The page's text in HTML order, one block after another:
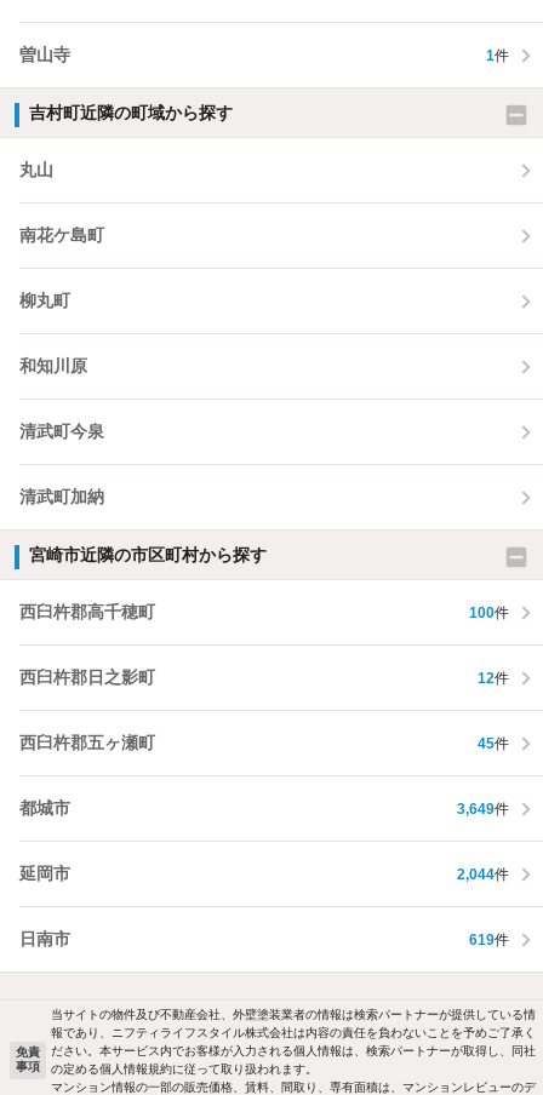
曽山寺 1件
吉村町近隣の町域から探す
丸山
南花ケ島町
柳丸町
和知川原
清武町今泉
清武町加納
宮崎市近隣の市区町村から探す
西臼杵郡高千穂町 100件
西臼杵郡日之影町 12件
西臼杵郡五ヶ瀬町 45件
都城市 3,649件
延岡市 2,044件
日南市 619件
免責
事項
当サイトの物件及び不動産会社、外壁塗装業者の情報は検索パートナーが提供している情
報であり、ニフティライフスタイル株式会社は内容の責任を負わないことを予めご了承く
ださい。本サービス内でお客様が入力される個人情報は、検索パートナーが取得し、同社
の定める個人情報規約に従って取り扱われます。
マンション情報の一部の販売価格、賃料、間取り、専有面積は、マンションレビューのデ